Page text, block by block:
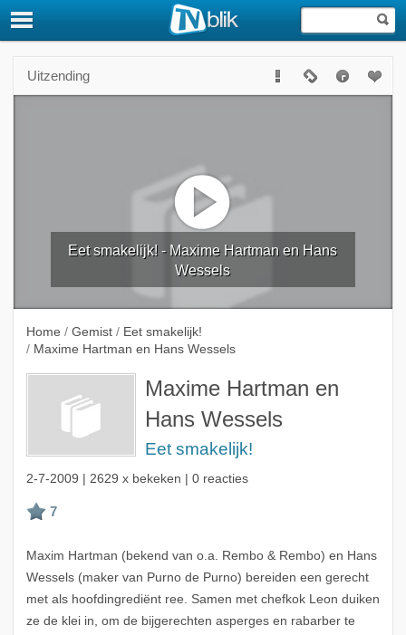
Uitzending
Eet smakelijk! - Maxime Hartman en Hans
Wessels
Home / Gemist / Eet smakelijk!
/ Maxime Hartman en Hans Wessels
Maxime Hartman en
Hans Wessels
Eet smakelijk!
2-7-2009 | 2629 x bekeken | 0 reacties
Maxim Hartman (bekend van o.a. Rembo & Rembo) en Hans
Wessels (maker van Purno de Purno) bereiden een gerecht
met als hoofdingrediënt ree. Samen met chefkok Leon duiken
ze de klei in, om de bijgerechten asperges en rabarber te